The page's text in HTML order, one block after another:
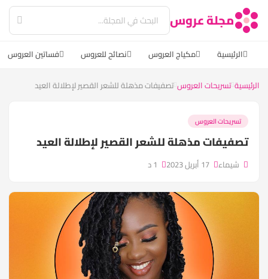
مجلة عروس
الرئيسية مكياج العروس نصائح للعروس فساتين العروس
الرئيسية تسريحات العروس تصفيفات مذهلة للشعر القصير لإطلالة العيد
تسريحات العروس
تصفيفات مذهلة للشعر القصير لإطلالة العيد
شيماء